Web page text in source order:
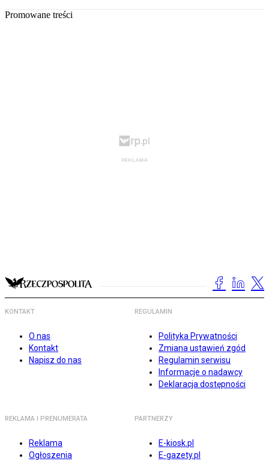
Promowane treści
KONTAKT
O nas
Kontakt
Napisz do nas
REGULAMIN
Polityka Prywatności
Zmiana ustawień zgód
Regulamin serwisu
Informacje o nadawcy
Deklaracja dostępności
REKLAMA I PRENUMERATA
Reklama
Ogłoszenia
PARTNERZY
E-kiosk.pl
E-gazety.pl